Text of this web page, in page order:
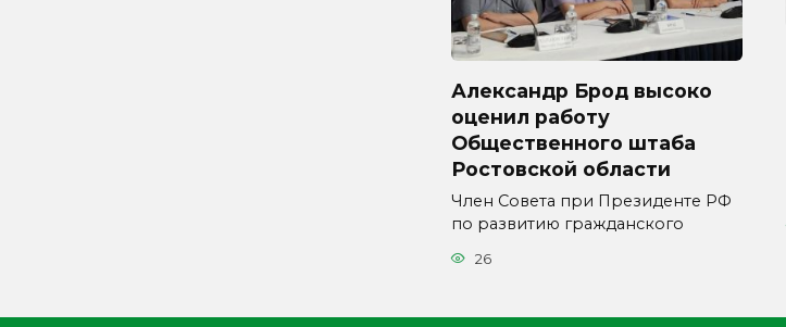
Александр Брод высоко
оценил работу
Общественного штаба
Ростовской области
Член Совета при Президенте РФ
по развитию гражданского
26